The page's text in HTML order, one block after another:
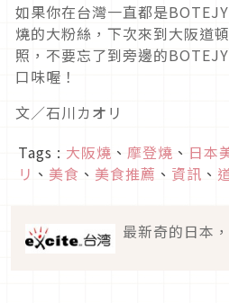
如果你在台灣一直都是
燒的大粉絲，下次來到大阪道
照，不要忘了到旁邊的
口味喔！
文／石川カオリ
Tags : 大阪燒 、 摩登燒 、 日本
リ 、 美食 、 美食推薦 、 資訊 、
最新奇的日本